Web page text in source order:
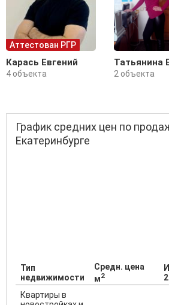
Аттестован РГР
Карась Евгений
4 объекта
Татьянина
2 объекта
График средних цен по
Екатеринбурге
Тип
недвижимости
Средн. цена
м2
Квартиры в